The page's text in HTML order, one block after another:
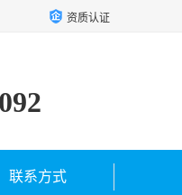
资质认证
联系方式